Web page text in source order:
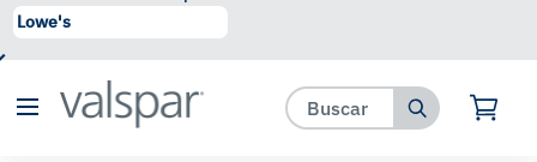
se ha agregado a favoritos.